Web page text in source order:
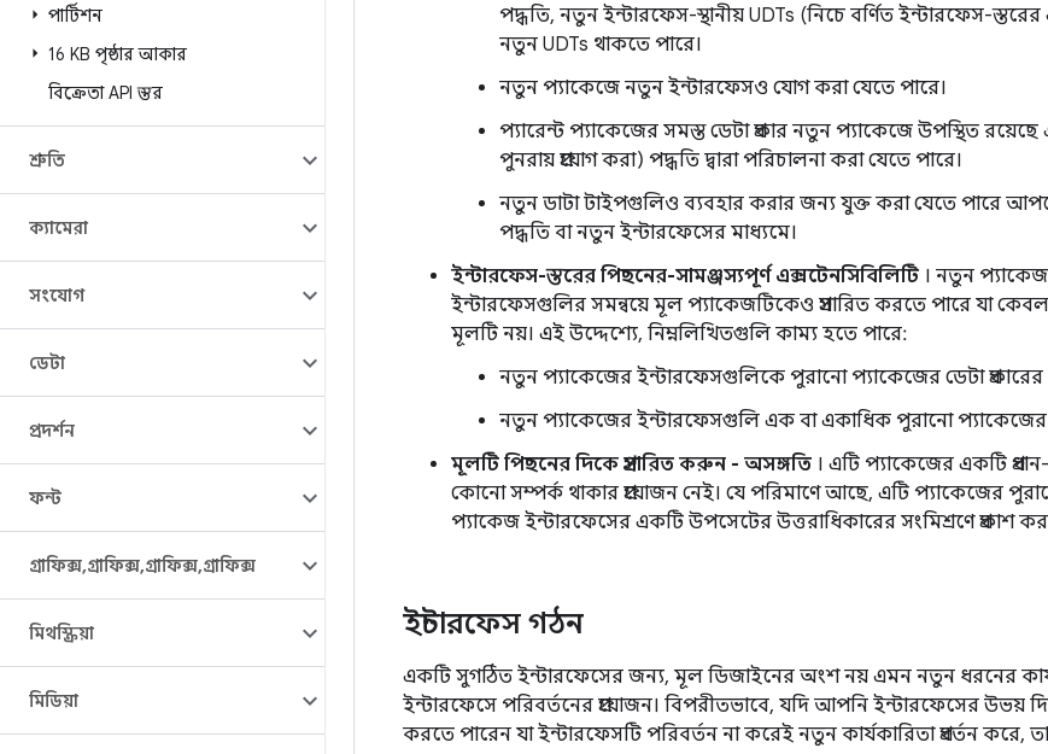
পার্টিশন
16 KB পৃষ্ঠার আকার
বিক্রেতা API স্তর
শ্রুতি
ক্যামেরা
সংযোগ
ডেটা
প্রদর্শন
ফন্ট
গ্রাফিক্স,গ্রাফিক্স,গ্রাফিক্স,গ্রাফিক্স
মিথস্ক্রিয়া
মিডিয়া
পদ্ধতি, নতুন ইন্টারফেস-স্থানীয় UDTs (নিচে বর্ণিত ইন্টারফেস-
নতুন UDTs থাকতে পারে।
নতুন প্যাকেজে নতুন ইন্টারফেসও যোগ করা যেতে পারে।
প্যারেন্ট প্যাকেজের সমস্ত ডেটা প্রকার নতুন প্যাকেজে উপস্থিত
পুনরায় প্রয়োগ করা) পদ্ধতি দ্বারা পরিচালনা করা যেতে পারে।
নতুন ডাটা টাইপগুলিও ব্যবহার করার জন্য যুক্ত করা যেতে পারে
পদ্ধতি বা নতুন ইন্টারফেসের মাধ্যমে।
ইন্টারফেস-স্তরের পিছনের-সামঞ্জস্যপূর্ণ এক্সটেনসিবিলিটি । নতুন
ইন্টারফেসগুলির সমন্বয়ে মূল প্যাকেজটিকেও প্রসারিত করতে পারে যা
মূলটি নয়। এই উদ্দেশ্যে, নিম্নলিখিতগুলি কাম্য হতে পারে:
নতুন প্যাকেজের ইন্টারফেসগুলিকে পুরানো প্যাকেজের ডেটা প্রকারের
নতুন প্যাকেজের ইন্টারফেসগুলি এক বা একাধিক পুরানো প্যাকেজের
মূলটি পিছনের দিকে প্রসারিত করুন - অসঙ্গতি । এটি প্যাকেজের একটি
কোনো সম্পর্ক থাকার প্রয়োজন নেই। যে পরিমাণে আছে, এটি প্যাকেজের
প্যাকেজ ইন্টারফেসের একটি উপসেটের উত্তরাধিকারের সংমিশ্রণে প্রকাশ
ইন্টারফেস গঠন
একটি সুগঠিত ইন্টারফেসের জন্য, মূল ডিজাইনের অংশ নয় এমন নতুন ধরনের
ইন্টারফেসে পরিবর্তনের প্রয়োজন। বিপরীতভাবে, যদি আপনি ইন্টারফেসের উভয়
করতে পারেন যা ইন্টারফেসটি পরিবর্তন না করেই নতুন কার্যকারিতা প্রবর্তন করে,